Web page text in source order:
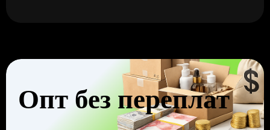
Опт без переплат